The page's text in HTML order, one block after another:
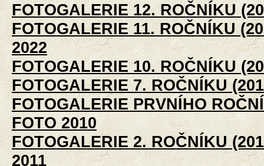
FOTOGALERIE 12. ROČNÍKU
FOTOGALERIE 11. ROČNÍKU
2022
FOTOGALERIE 10. ROČNÍKU
FOTOGALERIE 7. ROČNÍKU
FOTOGALERIE PRVNÍHO
FOTO 2010
FOTOGALERIE 2. ROČNÍKU
2011